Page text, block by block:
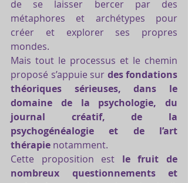
de se laisser bercer par des
métaphores et archétypes pour
créer et explorer ses propres
mondes.
Mais tout le processus et le chemin
proposé s’appuie sur des fondations
théoriques sérieuses, dans le
domaine de la psychologie, du
journal créatif, de la
psychogénéalogie et de l’art
thérapie notamment.
Cette proposition est le fruit de
nombreux questionnements et